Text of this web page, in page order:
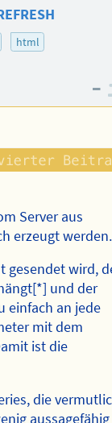
html
–
Server aus
erzeugt werden.
gesendet wird,
und der
einfach an jede
mit dem
ist die
die
aussagefähig